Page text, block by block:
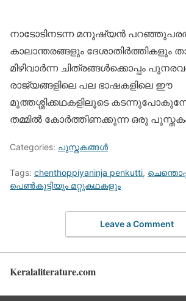
നാടോടിനടന്ന മനുഷ്യന്‍
കാലാന്തരങ്ങളും ദേശാതിര്‍ത്തികളും
മിഴിവാര്‍ന്ന ചിത്രങ്ങള്‍ക്കൊപ്പം
രാജ്യങ്ങളിലെ പല ഭാഷകളിലെ ഈ
മുത്തശ്ശിക്കഥകളിലൂടെ
തമ്മില്‍ കോര്‍ത്തിണക്കുന്ന ഒരു
Categories: പുസ്തകങ്ങള്‍
Tags: chenthoppiyaninja penkutti,
പെണ്‍കുട്ടിയും മറ്റുകഥകളും
Leave a Comment
Keralaliterature.com